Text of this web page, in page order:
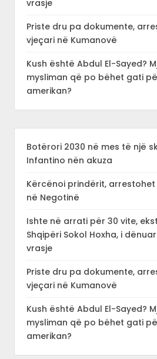
vrasje
Priste dru pa dokumente,
vjeçari në Kumanovë
Kush është Abdul El-Sayed?
mysliman që po bëhet gati
amerikan?
Botërori 2030 në mes të një
Infantino nën akuza
Kërcënoi prindërit,
në Negotinë
Ishte në arrati për 30 vite,
Shqipëri Sokol Hoxha, i
vrasje
Priste dru pa dokumente,
vjeçari në Kumanovë
Kush është Abdul El-Sayed?
mysliman që po bëhet gati
amerikan?